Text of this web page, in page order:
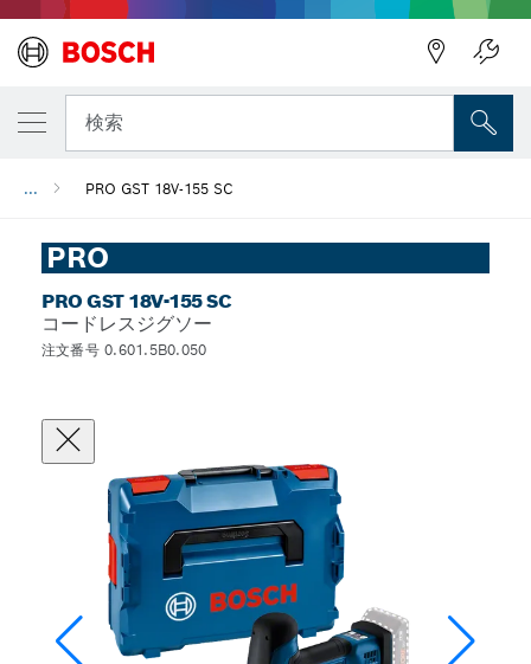
検索
... PRO GST 18V-155 SC
PRO
PRO GST 18V-155 SC
コードレスジグソー
注文番号 0.601.5B0.050